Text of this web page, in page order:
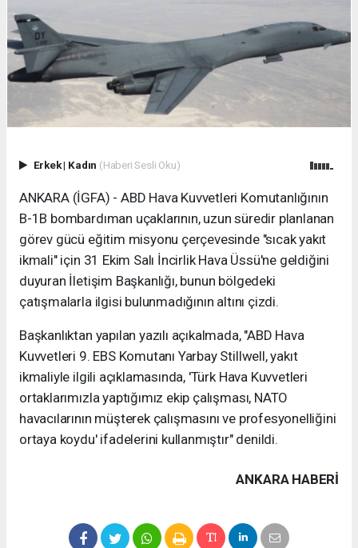
Erkek| Kadın (Haberi Sesli Oku)
ANKARA (İGFA) - ABD Hava Kuvvetleri Komutanlığının
B-1B bombardıman uçaklarının, uzun süredir planlanan
görev gücü eğitim misyonu çerçevesinde "sıcak yakıt
ikmali" için 31 Ekim Salı İncirlik Hava Üssü'ne geldiğini
duyuran İletişim Başkanlığı, bunun bölgedeki
çatışmalarla ilgisi bulunmadığının altını çizdi.
Başkanlıktan yapılan yazılı açıkalmada, "ABD Hava
Kuvvetleri 9. EBS Komutanı Yarbay Stillwell, yakıt
ikmaliyle ilgili açıklamasında, 'Türk Hava Kuvvetleri
ortaklarımızla yaptığımız ekip çalışması, NATO
havacılarının müşterek çalışmasını ve profesyonelliğini
ortaya koydu' ifadelerini kullanmıştır" denildi.
ANKARA HABERİ